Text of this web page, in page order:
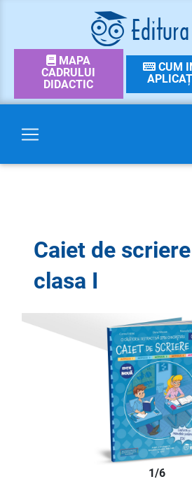
MAPA
CADRULUI
DIDACTIC
CUM
Caiet de
clasa I
1/6